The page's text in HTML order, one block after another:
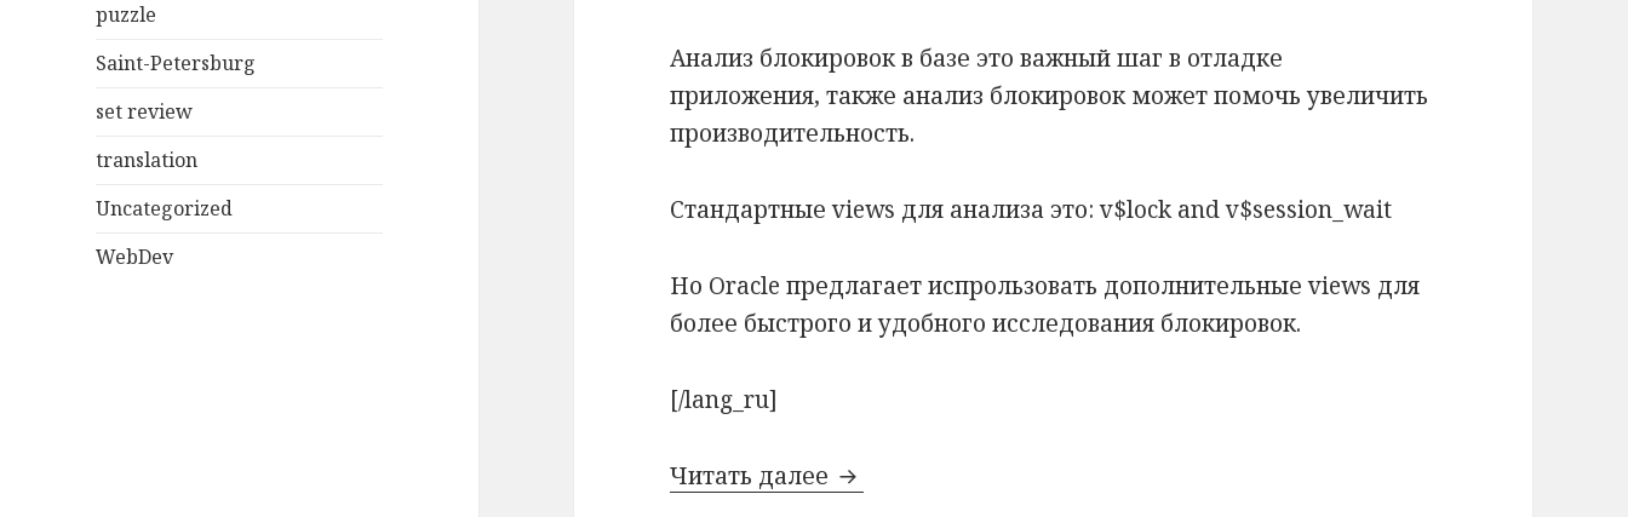
puzzle
Saint-Petersburg
set review
translation
Uncategorized
WebDev
Анализ блокировок в базе это важный шаг в отладке
приложения, также анализ блокировок может помочь увеличить
производительность.
Стандартные views для анализа это: v$lock and v$session_wait
Но Oracle предлагает испрользовать дополнительные views для
более быстрого и удобного исследования блокировок.
[/lang_ru]
Читать далее [lang_en]Additional views for lock investigations[/